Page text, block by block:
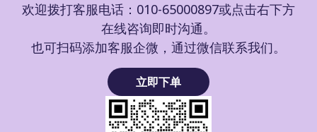
欢迎拨打客服电话：010-65000897或点击右下方
在线咨询即时沟通。
也可扫码添加客服企微，通过微信联系我们。
立即下单